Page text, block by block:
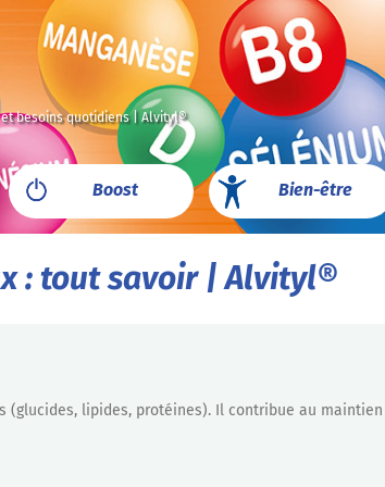
besoins quotidiens | Alvityl®
Boost Bien-être
: tout savoir | Alvityl®
lipides, protéines). Il contribue au maintien